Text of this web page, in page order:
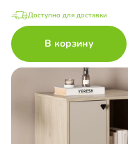
Доступно для доставки
В корзину